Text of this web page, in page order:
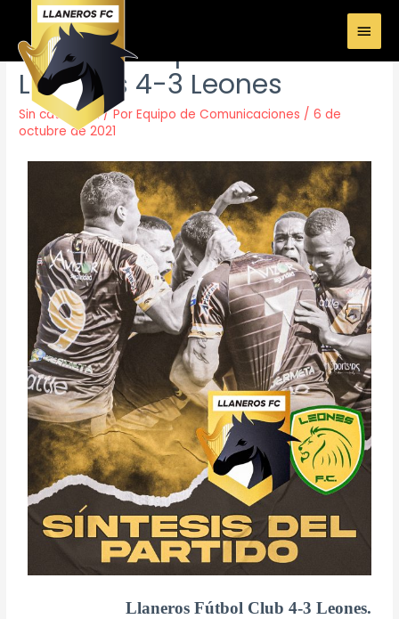
Síntesis del partido:
Llaneros 4-3 Leones
Sin categoría/ PorEquipo de Comunicaciones /6 de
octubre de 2021
Llaneros Fútbol Club 4-3 Leones.